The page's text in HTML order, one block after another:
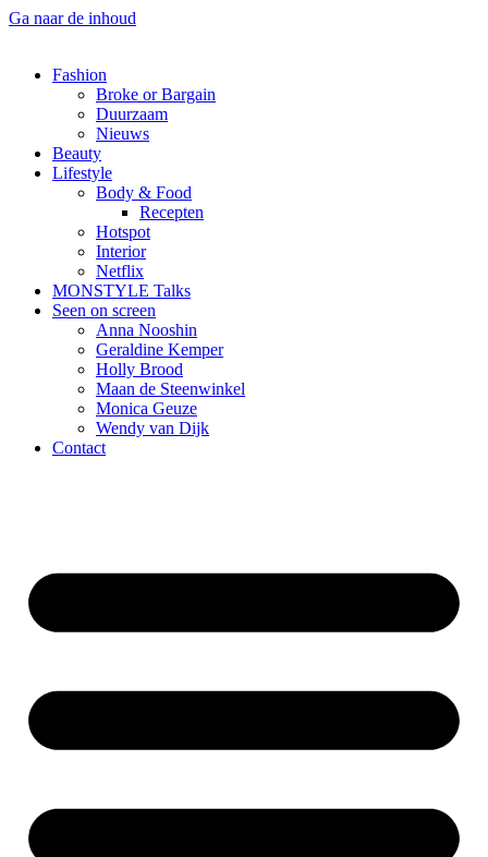
Ga naar de inhoud
Fashion
Broke or Bargain
Duurzaam
Nieuws
Beauty
Lifestyle
Body & Food
Recepten
Hotspot
Interior
Netflix
MONSTYLE Talks
Seen on screen
Anna Nooshin
Geraldine Kemper
Holly Brood
Maan de Steenwinkel
Monica Geuze
Wendy van Dijk
Contact